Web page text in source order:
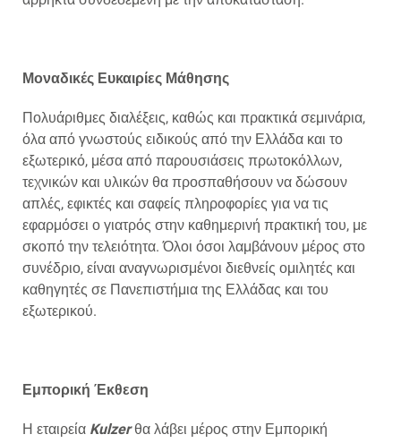
Μοναδικές Ευκαιρίες Μάθησης
Πολυάριθμες διαλέξεις, καθώς και πρακτικά σεμινάρια,
όλα από γνωστούς ειδικούς από την Ελλάδα και το
εξωτερικό, μέσα από παρουσιάσεις πρωτοκόλλων,
τεχνικών και υλικών θα προσπαθήσουν να δώσουν
απλές, εφικτές και σαφείς πληροφορίες για να τις
εφαρμόσει ο γιατρός στην καθημερινή πρακτική του, με
σκοπό την τελειότητα. Όλοι όσοι λαμβάνουν μέρος στο
συνέδριο, είναι αναγνωρισμένοι διεθνείς ομιλητές και
καθηγητές σε Πανεπιστήμια της Ελλάδας και του
εξωτερικού.
Εμπορική Έκθεση
Η εταιρεία Kulzerθα λάβει μέρος στην Εμπορική